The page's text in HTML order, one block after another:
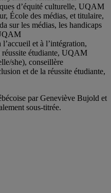
d’équité culturelle, UQAM
École des médias, et titulaire,
sur les médias, les handicaps
l’accueil et à l’intégration,
réussite étudiante, UQAM
she), conseillère
et de la réussite étudiante,
par Geneviève Bujold et
sous-titrée.